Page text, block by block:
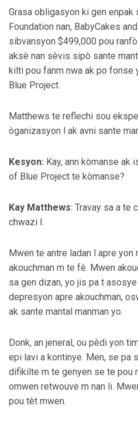
Grasa obligasyon ki gen enpak
Foundation nan, BabyCakes
sibvansyon $499,000 pou
aksè nan sèvis sipò sante
kilti pou fanm nwa ak po fonse
Blue Project.
Matthews te reflechi sou
òganizasyon l ak avni sante
Kesyon: Kay, ann kòmanse ak
of Blue Project te kòmanse?
Kay Matthews: Travay sa a te
chwazi l.
Mwen te antre ladan l apre yon
akouchman m te fè. Mwen
sa gen dizan, yo jis pa t
depresyon apre akouchman,
ak sante mantal manman yo.
Donk, an jeneral, ou pèdi yon
epi lavi a kontinye. Men, se pa
difikilte m te genyen se te pou
omwen retwouve m nan li.
pou tèt mwen.